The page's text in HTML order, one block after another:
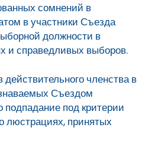
сомнений в
в участники Съезда
должности в
и справедливых выборов.
членства в
Съездом
под критерии
люстрациях, принятых